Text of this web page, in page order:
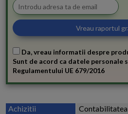
Da, vreau informatii despre
Sunt de acord ca datele personale
Regulamentului UE 679/2016
Achizitii